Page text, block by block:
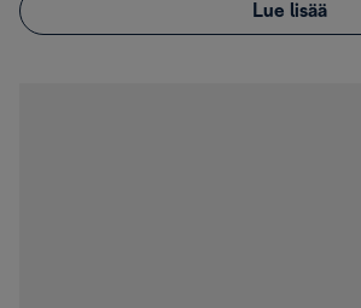
Lue lisää